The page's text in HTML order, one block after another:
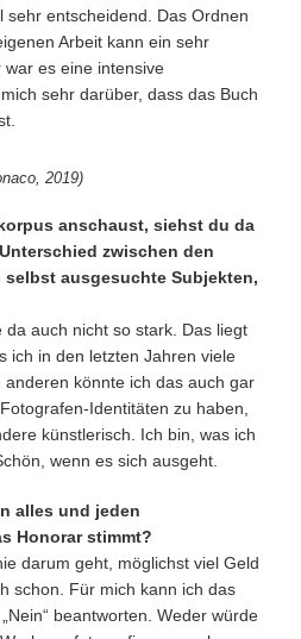
sehr entscheidend. Das Ordnen
Arbeit kann ein sehr
es eine intensive
sehr darüber, dass das Buch
2019)
anschaust, siehst du da
zwischen den
ausgesuchte Subjekten,
auch nicht so stark. Das liegt
ich in den letzten Jahren viele
könnte ich das auch gar
Identitäten zu haben,
künstlerisch. Ich bin, was ich
wenn es sich ausgeht.
alles und jeden
Honorar stimmt?
darum geht, möglichst viel Geld
schon. Für mich kann ich das
beantworten. Weder würde